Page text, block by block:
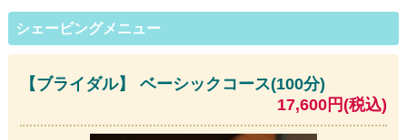
シェービングメニュー
【ブライダル】 ベーシックコース(100分)
17,600円(税込)